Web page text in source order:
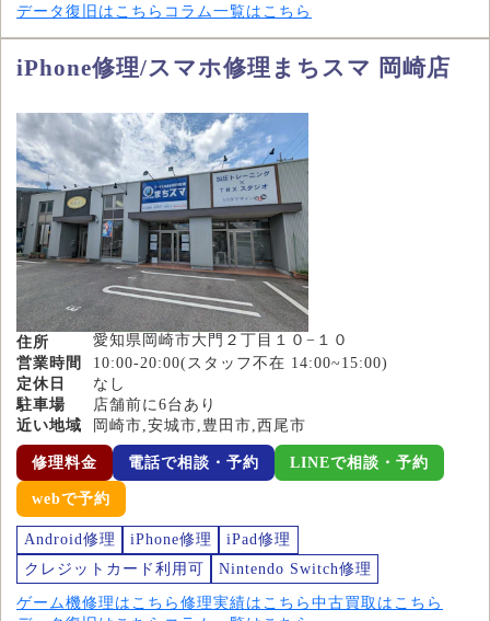
データ復旧はこちら コラム一覧はこちら
iPhone修理/スマホ修理まちスマ 岡崎店
住所
愛知県岡崎市大門２丁目１０−１０
営業時間
10:00-20:00(スタッフ不在 14:00~15:00)
定休日
なし
駐車場
店舗前に6台あり
近い地域
岡崎市,安城市,豊田市,西尾市
修理料金 電話で相談・予約 LINEで相談・予約
webで予約
Android修理 iPhone修理
iPad修理
クレジットカード利用可
Nintendo Switch修理
ゲーム機修理はこちら 修理実績はこちら 中古買取はこちら